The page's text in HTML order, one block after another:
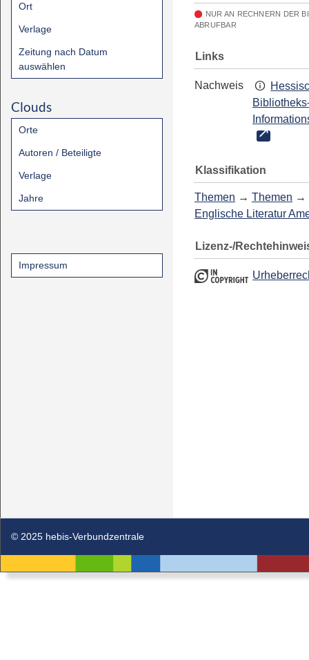
Ort
Verlage
Zeitung nach Datum
auswählen
Clouds
Orte
Autoren / Beteiligte
Verlage
Jahre
Impressum
NUR AN RECHNERN DER
ABRUFBAR
Links
Nachweis
Klassifikation
Themen → Themen →
Englische Literatur
Lizenz-/
© 2025 hebis-Verbundzentrale